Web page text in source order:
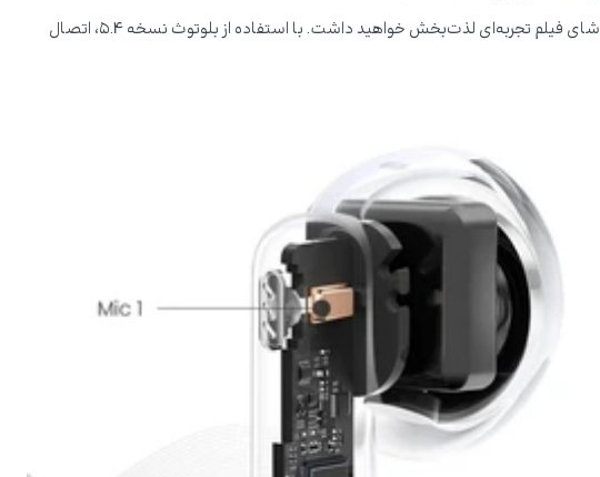
درایور ۱۲ میلی‌متری این هندزفری صدایی شفاف، بیس عمیق و جزئیات دقیق را ارائه می‌دهد؛ به‌ویژه هنگام گوش دادن به موسیقی یا تماشای فیلم تجربه‌ای لذت‌بخش خواهید داشت. با استفاده از بلوتوث نسخه ۵.۴، اتصال